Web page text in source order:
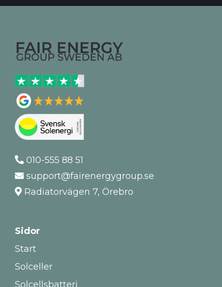
010-555 88 51
support@fairenergygroup.se
Radiatorvägen 7, Örebro
Sidor
Start
Solceller
Solcellsbatteri